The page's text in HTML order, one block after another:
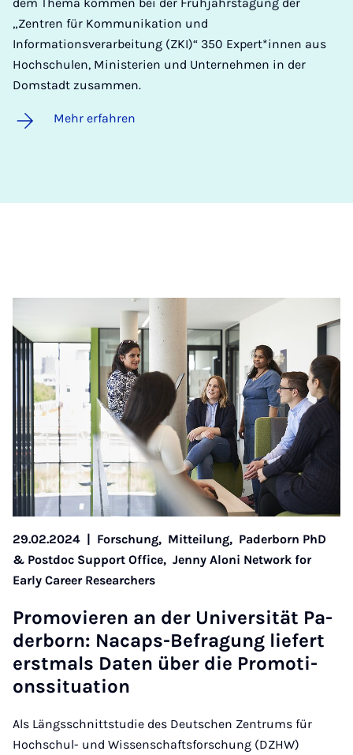
„Zentren für Kommunikation und
Informationsverarbeitung (ZKI)“ 350 Expert*innen aus
Hochschulen, Ministerien und Unternehmen in der
Domstadt zusammen.
Mehr erfahren
29.02.2024 Forschung, Mitteilung, Paderborn PhD
& Postdoc Support Office, Jenny Aloni Network for
Early Career Researchers
Pro­mo­vie­ren an der Uni­ver­si­tät Pa­
der­born: Nacaps-Be­fra­gung lie­fert
erst­mals Da­ten über die Pro­mo­ti­
ons­si­tua­ti­on
Als Längsschnittstudie des Deutschen Zentrums für
Hochschul- und Wissenschaftsforschung (DZHW)